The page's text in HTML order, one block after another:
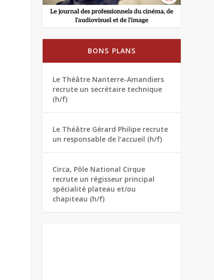
BONS PLANS
Le Théâtre Nanterre-Amandiers
recrute un secrétaire technique
(h/f)
Le Théâtre Gérard Philipe recrute
un responsable de l’accueil (h/f)
Circa, Pôle National Cirque
recrute un régisseur principal
spécialité plateau et/ou
chapiteau (h/f)